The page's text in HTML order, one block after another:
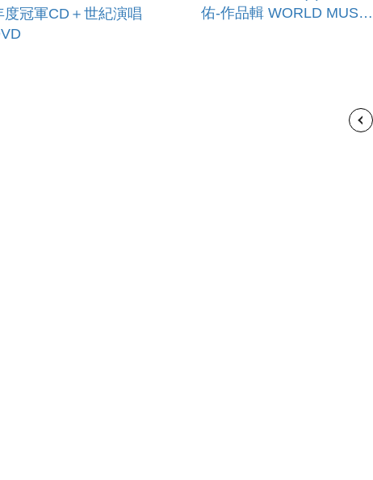
度冠軍CD＋世紀演唱
佑-作品輯 WORLD MUSIC